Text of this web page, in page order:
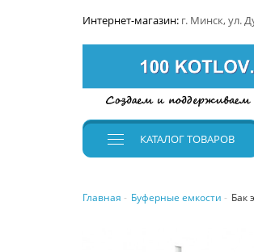
Интернет-магазин: г. Минск, ул.
КАТАЛОГТОВАРОВ
Главная Буферные емкости Бак